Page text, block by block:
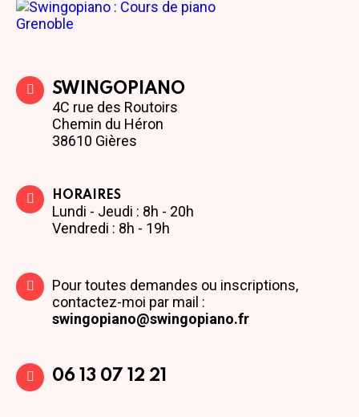
SWINGOPIANO
4C rue des Routoirs
Chemin du Héron
38610 Gières
HORAIRES
Lundi - Jeudi : 8h - 20h
Vendredi : 8h - 19h
Pour toutes demandes ou inscriptions,
contactez-moi par mail :
swingopiano@swingopiano.fr
06 13 07 12 21